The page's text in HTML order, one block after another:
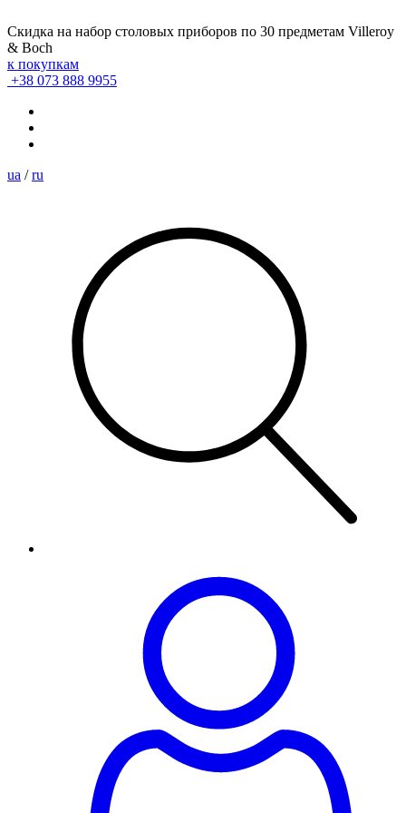
Скидка на набор столовых приборов по 30 предметам Villeroy
& Boch
к покупкам
+38 073 888 9955
ua / ru